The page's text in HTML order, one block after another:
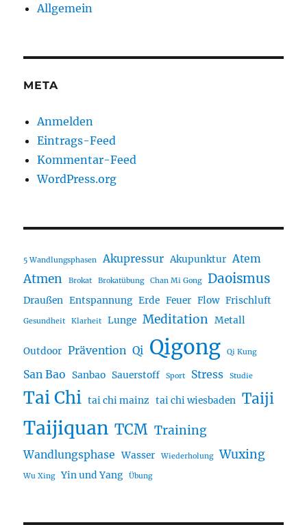
Allgemein
META
Anmelden
Eintrags-Feed
Kommentar-Feed
WordPress.org
5 Wandlungsphasen Akupressur Akupunktur Atem
Atmen Brokat Brokatübung Chan Mi Gong Daoismus
Draußen Entspannung Erde Feuer Flow Frischluft
Gesundheit Klarheit Lunge Meditation Metall
Outdoor Prävention Qi Qigong Qi Kung
San Bao Sanbao Sauerstoff Sport Stress Studie
Tai Chi tai chi mainz tai chi wiesbaden Taiji
Taijiquan TCM Training
Wandlungsphase Wasser Wiederholung Wuxing
Wu Xing Yin und Yang Übung